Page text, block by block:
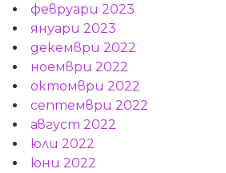
февруари 2023
януари 2023
декември 2022
ноември 2022
октомври 2022
септември 2022
август 2022
юли 2022
юни 2022